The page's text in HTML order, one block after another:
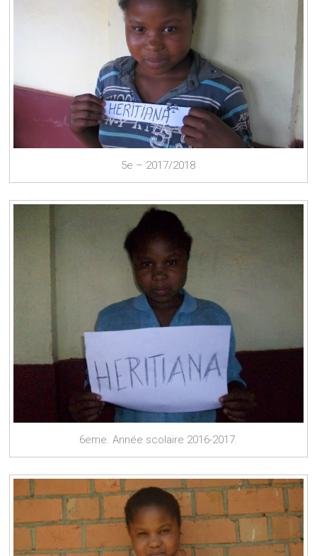
5e – 2017/2018
6eme. Année scolaire 2016-2017.